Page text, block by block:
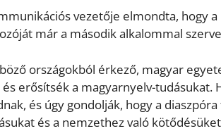
vezetője elmondta, hogy
már a második alkalommal
országokból érkező, magyar
erősítsék a magyarnyelv-tudásukat.
és úgy gondolják, hogy a
és a nemzethez való